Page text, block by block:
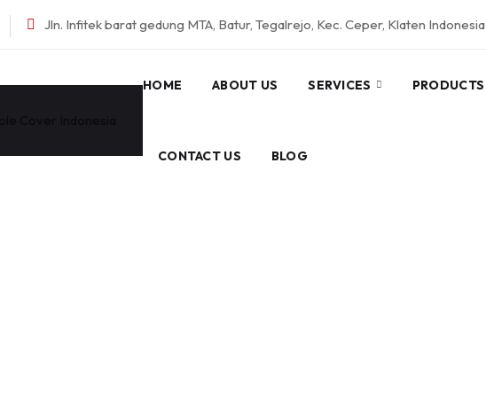
Jln. Infitek barat gedung MTA, Batur, Tegalrejo, Kec. Ceper, Klaten Indonesia
HOME ABOUT US SERVICES PRODUCTS
CONTACT US BLOG